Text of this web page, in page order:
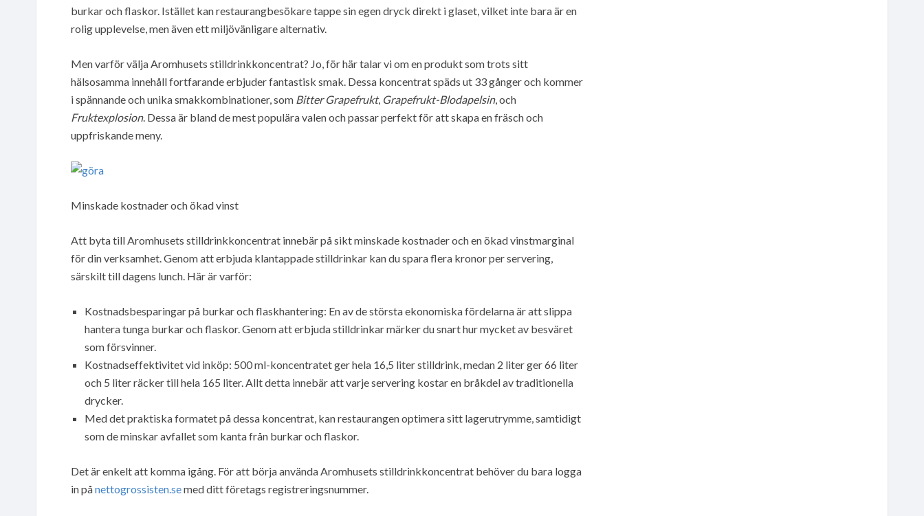
burkar och flaskor. Istället kan restaurangbesökare tappe sin egen dryck direkt i glaset, vilket inte bara är en
rolig upplevelse, men även ett miljövänligare alternativ.
Men varför välja Aromhusets stilldrinkkoncentrat? Jo, för här talar vi om en produkt som trots sitt
hälsosamma innehåll fortfarande erbjuder fantastisk smak. Dessa koncentrat späds ut 33 gånger och kommer
i spännande och unika smakkombinationer, som Bitter Grapefrukt, Grapefrukt-Blodapelsin, och
Fruktexplosion. Dessa är bland de mest populära valen och passar perfekt för att skapa en fräsch och
uppfriskande meny.
Minskade kostnader och ökad vinst
Att byta till Aromhusets stilldrinkkoncentrat innebär på sikt minskade kostnader och en ökad vinstmarginal
för din verksamhet. Genom att erbjuda klantappade stilldrinkar kan du spara flera kronor per servering,
särskilt till dagens lunch. Här är varför:
Kostnadsbesparingar på burkar och flaskhantering: En av de största ekonomiska fördelarna är att slippa
hantera tunga burkar och flaskor. Genom att erbjuda stilldrinkar märker du snart hur mycket av besväret
som försvinner.
Kostnadseffektivitet vid inköp: 500 ml-koncentratet ger hela 16,5 liter stilldrink, medan 2 liter ger 66 liter
och 5 liter räcker till hela 165 liter. Allt detta innebär att varje servering kostar en bråkdel av traditionella
drycker.
Med det praktiska formatet på dessa koncentrat, kan restaurangen optimera sitt lagerutrymme, samtidigt
som de minskar avfallet som kanta från burkar och flaskor.
Det är enkelt att komma igång. För att börja använda Aromhusets stilldrinkkoncentrat behöver du bara logga
in pånettogrossisten.semed ditt företags registreringsnummer.